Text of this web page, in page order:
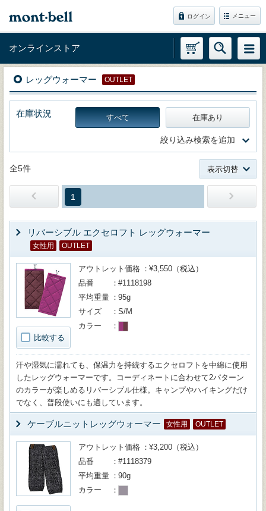
ログイン メニュー
オンラインストア
レッグウォーマー OUTLET
在庫状況 すべて 在庫あり
絞り込み検索を追加
全5件 表示切替
1
リバーシブル エクセロフト レッグウォーマー
女性用 OUTLET
比較する
アウトレット価格
¥3,550（税込）
品番
#1118198
平均重量
95g
サイズ
S/M
カラー
汗や湿気に濡れても、保温力を持続するエクセロフトを中綿に使用
したレッグウォーマーです。コーディネートに合わせて2パターン
のカラーが楽しめるリバーシブル仕様。キャンプやハイキングだけ
でなく、普段使いにも適しています。
ケーブルニットレッグウォーマー 女性用 OUTLET
アウトレット価格
¥3,200（税込）
品番
#1118379
平均重量
90g
カラー